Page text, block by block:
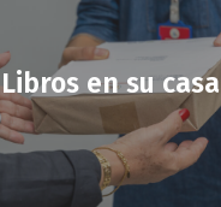
Libros en su casa